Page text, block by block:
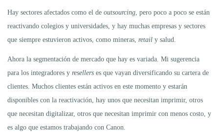
Hay sectores afectados como el de outsourcing , pero poco a poco se están
reactivando colegios y universidades, y hay muchas empresas y sectores
que siempre estuvieron activos, como mineras, retail y salud.
Ahora la segmentación de mercado que hay es variada. Mi sugerencia
para los integradores y resellers es que vayan diversificando su cartera de
clientes. Muchos clientes están activos en este momento y estarán
disponibles con la reactivación, hay unos que necesitan imprimir, otros
que necesitan digitalizar, otros que necesitan imprimir con menos costo, y
es algo que estamos trabajando con Canon.